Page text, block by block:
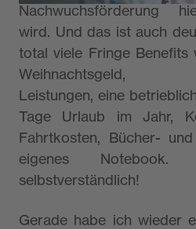
Nachwuchsförderung
wird. Und das ist auch
total viele Fringe Benefits
Weihnachtsgeld,
Leistungen, eine
Tage Urlaub im Jahr,
Fahrtkosten, Bücher-
eigenes
selbstverständlich!
Gerade habe ich wieder